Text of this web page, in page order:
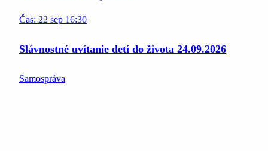
Čas: 22 sep 16:30
Slávnostné uvítanie detí do života 24.09.2026
Samospráva